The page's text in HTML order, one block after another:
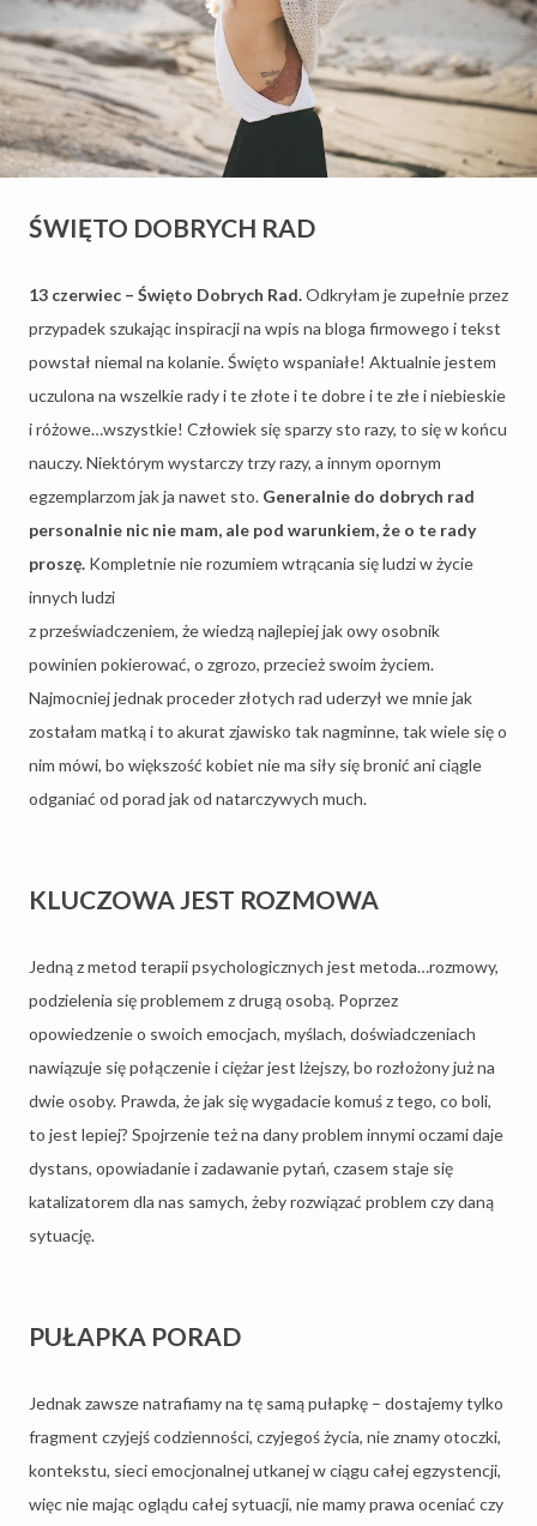
ŚWIĘTO DOBRYCH RAD
13 czerwiec – Święto Dobrych Rad.Odkryłam je zupełnie przez
przypadek szukając inspiracji na wpis na bloga firmowego i tekst
powstał niemal na kolanie. Święto wspaniałe! Aktualnie jestem
uczulona na wszelkie rady i te złote i te dobre i te złe i niebieskie
i różowe…wszystkie! Człowiek się sparzy sto razy, to się w końcu
nauczy. Niektórym wystarczy trzy razy, a innym opornym
egzemplarzom jak ja nawet sto. Generalnie do dobrych rad
personalnie nic nie mam, ale pod warunkiem, że o te rady
proszę. Kompletnie nie rozumiem wtrącania się ludzi w życie
innych ludzi
z przeświadczeniem, że wiedzą najlepiej jak owy osobnik
powinien pokierować, o zgrozo, przecież swoim życiem.
Najmocniej jednak proceder złotych rad uderzył we mnie jak
zostałam matką i to akurat zjawisko tak nagminne, tak wiele się o
nim mówi, bo większość kobiet nie ma siły się bronić ani ciągle
odganiać od porad jak od natarczywych much.
KLUCZOWA JEST ROZMOWA
Jedną z metod terapii psychologicznych jest metoda…rozmowy,
podzielenia się problemem z drugą osobą. Poprzez
opowiedzenie o swoich emocjach, myślach, doświadczeniach
nawiązuje się połączenie i ciężar jest lżejszy, bo rozłożony już na
dwie osoby. Prawda, że jak się wygadacie komuś z tego, co boli,
to jest lepiej? Spojrzenie też na dany problem innymi oczami daje
dystans, opowiadanie i zadawanie pytań, czasem staje się
katalizatorem dla nas samych, żeby rozwiązać problem czy daną
sytuację.
PUŁAPKA PORAD
Jednak zawsze natrafiamy na tę samą pułapkę – dostajemy tylko
fragment czyjejś codzienności, czyjegoś życia, nie znamy otoczki,
kontekstu, sieci emocjonalnej utkanej w ciągu całej egzystencji,
więc nie mając oglądu całej sytuacji, nie mamy prawa oceniać czy